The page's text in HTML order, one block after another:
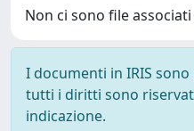
Non ci sono file
I documenti in IRIS
tutti i diritti sono
indicazione.